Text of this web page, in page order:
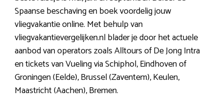
Spaanse beschaving en boek voordelig jouw
vliegvakantie online. Met behulp van
vliegvakantievergelijken.nl blader je door het actuele
aanbod van operators zoals Alltours of De Jong Intra
en tickets van Vueling via Schiphol, Eindhoven of
Groningen (Eelde), Brussel (Zaventem), Keulen,
Maastricht (Aachen), Bremen.